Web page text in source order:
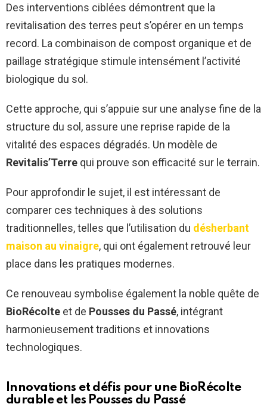
Des interventions ciblées démontrent que la
revitalisation des terres peut s’opérer en un temps
record. La combinaison de compost organique et de
paillage stratégique stimule intensément l’activité
biologique du sol.
Cette approche, qui s’appuie sur une analyse fine de la
structure du sol, assure une reprise rapide de la
vitalité des espaces dégradés. Un modèle de
Revitalis’Terre qui prouve son efficacité sur le terrain.
Pour approfondir le sujet, il est intéressant de
comparer ces techniques à des solutions
traditionnelles, telles que l’utilisation du désherbant
maison au vinaigre, qui ont également retrouvé leur
place dans les pratiques modernes.
Ce renouveau symbolise également la noble quête de
BioRécolte et de Pousses du Passé, intégrant
harmonieusement traditions et innovations
technologiques.
Innovations et défis pour une BioRécolte
durable et les Pousses du Passé